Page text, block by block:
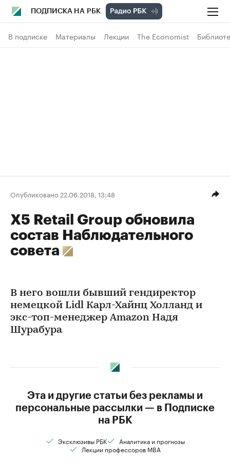
ПОДПИСКА НА РБК
В подписке Материалы Лекции The Economist
Опубликовано 22.06.2018, 13:48
X5 Retail Group обновила
состав Наблюдательного
совета
В него вошли бывший гендиректор
немецкой Lidl Карл-Хайнц Холланд и
экс-топ-менеджер Amazon Надя
Шурабура
Эта и другие статьи без рекламы и
персональные рассылки — в Подписке
на РБК
Эксклюзивы РБК
Аналитика и прогнозы
Лекции профессоров MBA